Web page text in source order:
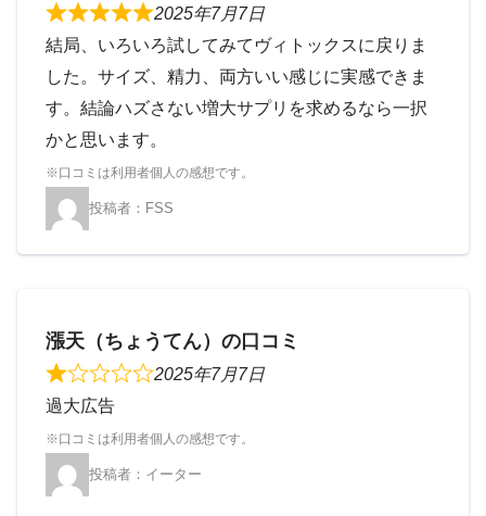
2025年7月7日
結局、いろいろ試してみてヴィトックスに戻りま
した。サイズ、精力、両方いい感じに実感できま
す。結論ハズさない増大サプリを求めるなら一択
かと思います。
FSS
漲天（ちょうてん）の口コミ
2025年7月7日
過大広告
イーター